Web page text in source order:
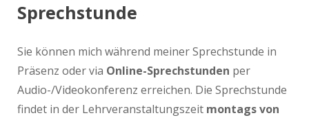
Sprechstunde
Sie können mich während meiner Sprechstunde in
Präsenz oder via Online-Sprechstunden per
Audio-/Videokonferenz erreichen. Die Sprechstunde
findet in der Lehrveranstaltungszeit montags von